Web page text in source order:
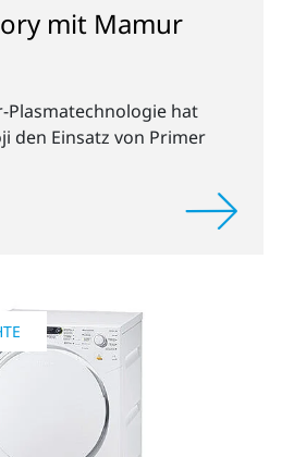
mit Mamur
Plasmatechnologie hat
den Einsatz von Primer